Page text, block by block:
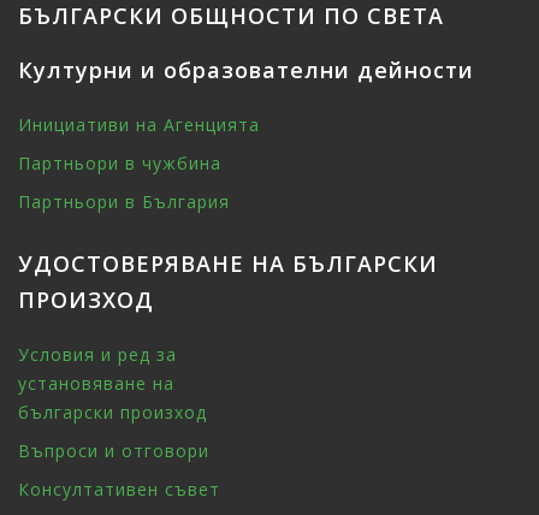
БЪЛГАРСКИ ОБЩНОСТИ ПО СВЕТА
Културни и образователни дейности
Инициативи на Агенцията
Партньори в чужбина
Партньори в България
УДОСТОВЕРЯВАНЕ НА БЪЛГАРСКИ
ПРОИЗХОД
Условия и ред за
установяване на
български произход
Въпроси и отговори
Консултативен съвет